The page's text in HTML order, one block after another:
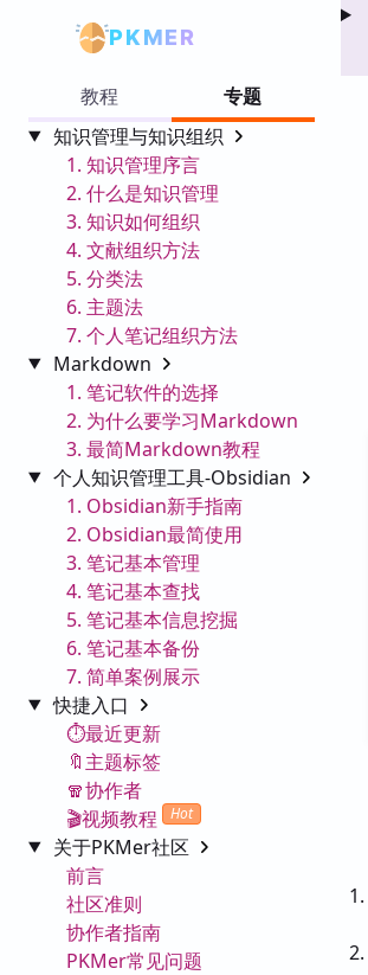
PKMER
教程
专题
知识管理与知识组织
1. 知识管理序言
2. 什么是知识管理
3. 知识如何组织
4. 文献组织方法
5. 分类法
6. 主题法
7. 个人笔记组织方法
Markdown
1. 笔记软件的选择
2. 为什么要学习Markdown
3. 最简Markdown教程
个人知识管理工具-Obsidian
1. Obsidian新手指南
2. Obsidian最简使用
3. 笔记基本管理
4. 笔记基本查找
5. 笔记基本信息挖掘
6. 笔记基本备份
7. 简单案例展示
快捷入口
⏱️最近更新
🔖主题标签
🧣协作者
🎬视频教程
Hot
关于PKMer社区
前言
社区准则
协作者指南
PKMer常见问题